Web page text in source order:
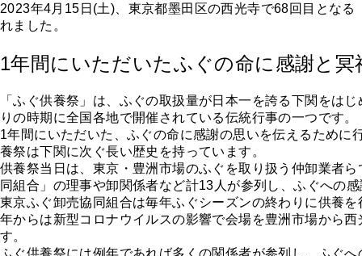
2023年4月15日(土)、東京都墨田区の西光寺で68回目となる
れました。
1年間にいただいたふぐの命に感謝と冥
「ふぐ供養祭」は、ふぐの取扱量が日本一を誇る下関をは
りの時期に全国各地で開催されている伝統行事の一つです。
1年間にいただいた、ふぐの命に感謝の思いを伝えるために
養祭は下関に次ぐ長い歴史を持っています。
供養祭当日は、東京・豊洲市場のふぐを取り扱う仲卸業者
同組合」の理事や卸関係者など計13人が参列し、ふぐへの
東京ふぐ卸売協同組合は毎年ふぐシーズンの終わりに供養
年からは新型コロナウイルスの影響で会場を豊洲市場から
す。
ふぐ供養祭には例年であれば多くの関係者が参列し、ふぐ